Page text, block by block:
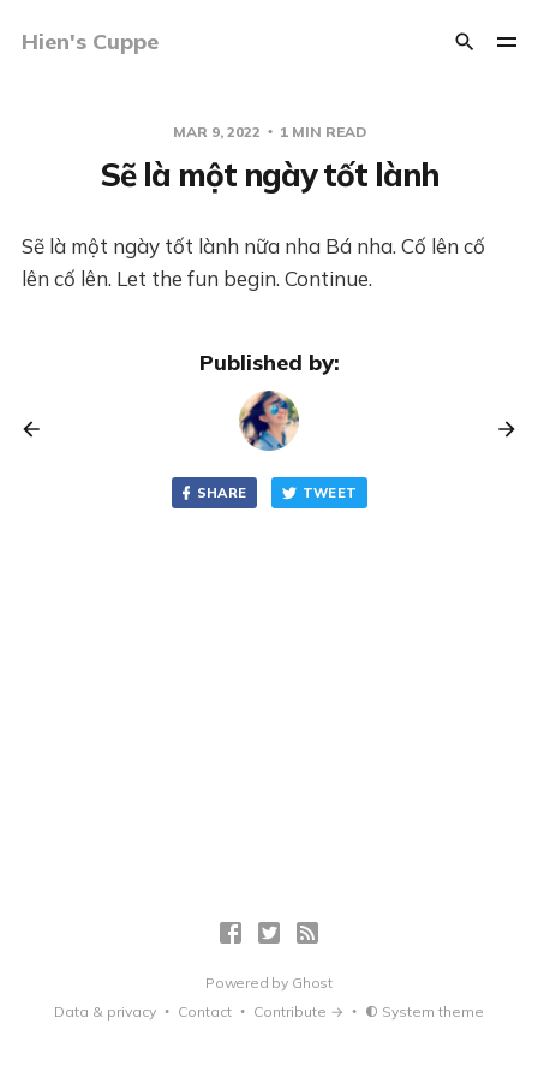
Hien's Cuppe
MAR 9, 2022 1 MIN READ
Sẽ là một ngày tốt lành
Sẽ là một ngày tốt lành nữa nha Bá nha. Cố lên cố
lên cố lên. Let the fun begin. Continue.
Published by:
SHARE TWEET
Powered by Ghost
Data & privacy
Contact Contribute → System theme